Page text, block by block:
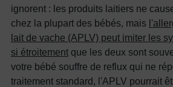
ignorent : les produits laitiers ne
chez la plupart des bébés, mais
lait de vache (APLV) peut imiter les
si étroitement que les deux sont
votre bébé souffre de reflux qui ne
traitement standard, l'APLV pourrait